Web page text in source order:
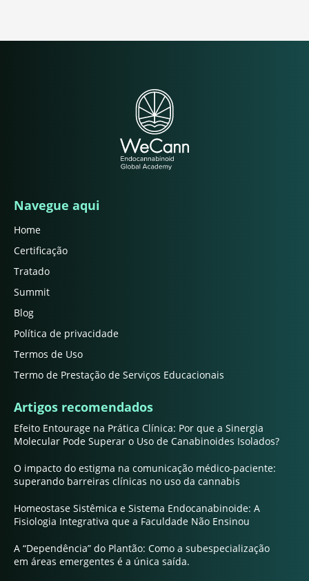
Navegue aqui
Home
Certificação
Tratado
Summit
Blog
Política de privacidade
Termos de Uso
Termo de Prestação de Serviços Educacionais
Artigos recomendados
Efeito Entourage na Prática Clínica: Por que a Sinergia
Molecular Pode Superar o Uso de Canabinoides Isolados?
O impacto do estigma na comunicação médico-paciente:
superando barreiras clínicas no uso da cannabis
Homeostase Sistêmica e Sistema Endocanabinoide: A
Fisiologia Integrativa que a Faculdade Não Ensinou
A “Dependência” do Plantão: Como a subespecialização
em áreas emergentes é a única saída.